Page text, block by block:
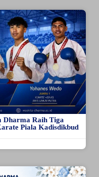
Dharma Raih Tiga
Piala Kadisdikbud